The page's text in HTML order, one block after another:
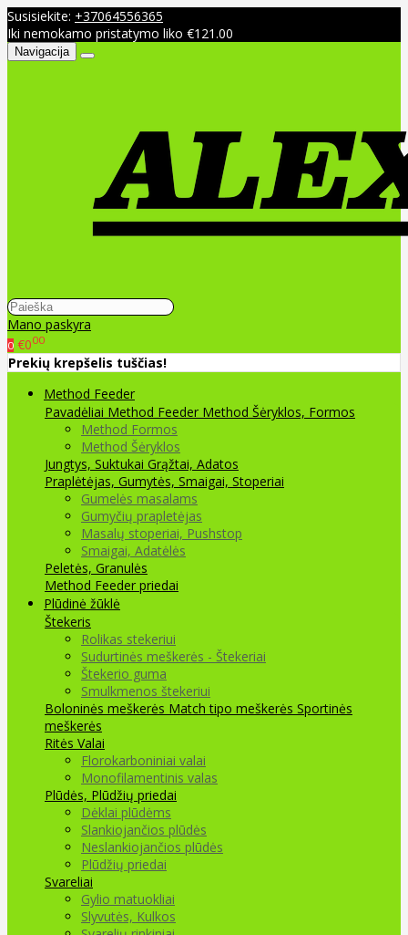
Susisiekite: +37064556365
Iki nemokamo pristatymo liko €121.00
Navigacija
Mano paskyra
0 €000
Prekių krepšelis tuščias!
Method Feeder
Pavadėliai Method Feeder Method Šėryklos, Formos
Method Formos
Method Šėryklos
Jungtys, Suktukai Grąžtai, Adatos
Praplėtėjas, Gumytės, Smaigai, Stoperiai
Gumelės masalams
Gumyčių prapletėjas
Masalų stoperiai, Pushstop
Smaigai, Adatėlės
Peletės, Granulės
Method Feeder priedai
Plūdinė žūklė
Štekeris
Rolikas stekeriui
Sudurtinės meškerės - Štekeriai
Štekerio guma
Smulkmenos štekeriui
Boloninės meškerės Match tipo meškerės Sportinės
meškerės
Ritės Valai
Florokarboniniai valai
Monofilamentinis valas
Plūdės, Plūdžių priedai
Dėklai plūdėms
Slankiojančios plūdės
Neslankiojančios plūdės
Plūdžių priedai
Svareliai
Gylio matuokliai
Slyvutės, Kulkos